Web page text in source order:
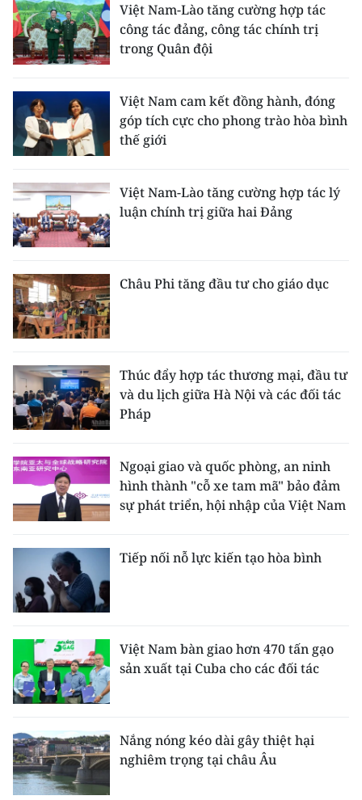
Việt Nam-Lào tăng cường hợp tác
công tác đảng, công tác chính trị
trong Quân đội
Việt Nam cam kết đồng hành, đóng
góp tích cực cho phong trào hòa bình
thế giới
Việt Nam-Lào tăng cường hợp tác lý
luận chính trị giữa hai Đảng
Châu Phi tăng đầu tư cho giáo dục
Thúc đẩy hợp tác thương mại, đầu tư
và du lịch giữa Hà Nội và các đối tác
Pháp
Ngoại giao và quốc phòng, an ninh
hình thành "cỗ xe tam mã" bảo đảm
sự phát triển, hội nhập của Việt Nam
Tiếp nối nỗ lực kiến tạo hòa bình
Việt Nam bàn giao hơn 470 tấn gạo
sản xuất tại Cuba cho các đối tác
Nắng nóng kéo dài gây thiệt hại
nghiêm trọng tại châu Âu